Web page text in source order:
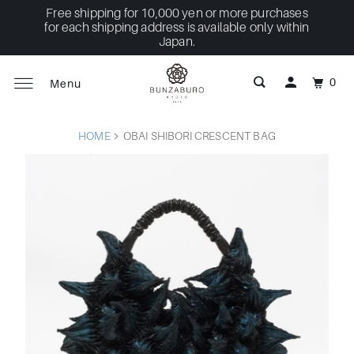
Free shipping for 10,000 yen or more purchases
for each shipping address is available only within
Japan.
HOME OBAI SHIBORI CRESCENT BAG
Menu 0